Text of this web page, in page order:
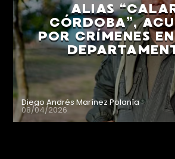
ALIAS
CÓRDOBA”,
POR CRÍMENES
Diego Andrés Marínez Polanía
08/04/2026